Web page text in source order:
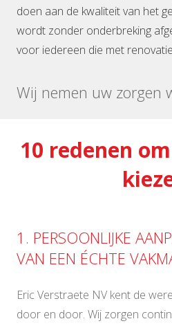
doen aan de kwaliteit van het
wordt zonder onderbreking
voor iedereen die met
Wij nemen uw zorgen
10 redenen
1. PERSOONLIJKE
VAN EEN ÉCHTE
Eric Verstraete NV kent de
door en door. Wij zorgen